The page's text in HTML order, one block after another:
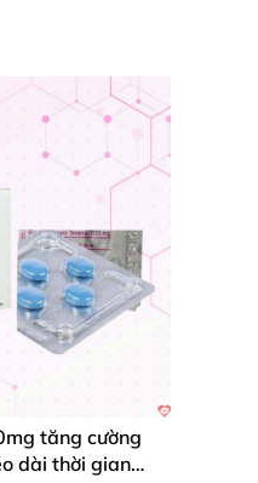
tăng cường
dài thời gian